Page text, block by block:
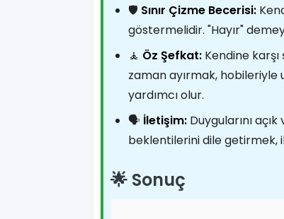
🛡️ Sınır Çizme Becerisi:
göstermelidir. "Hayır"
🧘 Öz Şefkat: Kendine
zaman ayırmak, hobileriyle
yardımcı olur.
🗣️ İletişim: Duygularını
beklentilerini dile getirmek,
🌟 Sonuç